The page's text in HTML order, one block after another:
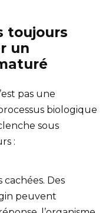
toujours
un
pas une
biologique
sous
:
Des
peuvent